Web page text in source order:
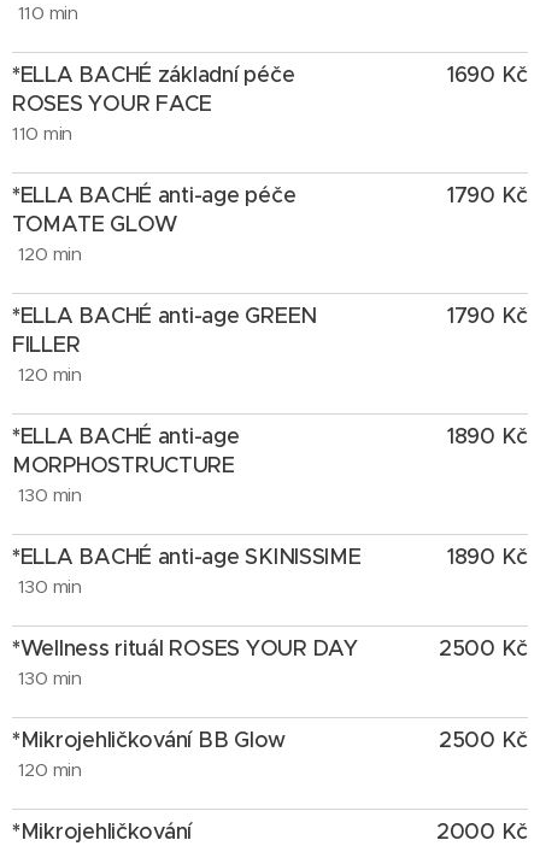
110 min
*ELLA BACHÉ základní péče
ROSES YOUR FACE
110 min
1690 Kč
*ELLA BACHÉ anti-age péče
TOMATE GLOW
120 min
1790 Kč
*ELLA BACHÉ anti-age GREEN
FILLER
120 min
1790 Kč
*ELLA BACHÉ anti-age
MORPHOSTRUCTURE
130 min
1890 Kč
*ELLA BACHÉ anti-age SKINISSIME
130 min
1890 Kč
*Wellness rituál ROSES YOUR DAY
130 min
2500 Kč
*Mikrojehličkování BB Glow
120 min
2500 Kč
*Mikrojehličkování 2000 Kč